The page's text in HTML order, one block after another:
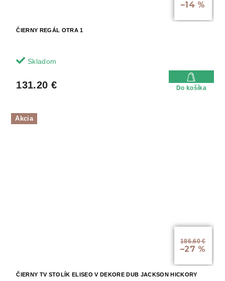
–14 %
ČIERNY REGÁL OTRA 1
Skladom
131.20 € Do košíka
Akcia
186.60 €
–27 %
ČIERNY TV STOLÍK ELISEO V DEKORE DUB JACKSON HICKORY